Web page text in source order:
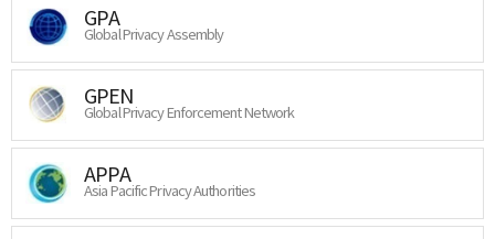
GPA
Global Privacy Assembly
GPEN
Global Privacy Enforcement Network
APPA
Asia Pacific Privacy Authorities